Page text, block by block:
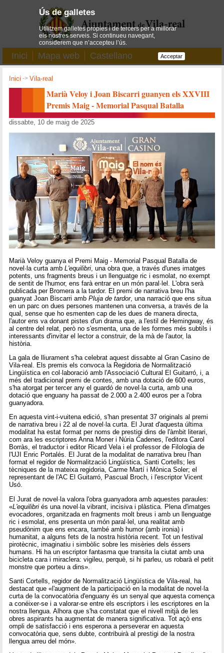
Inici Mapa web Castellano
Inici ->Vila-real
Marià Veloy i Joan Biscarri guanyen els XXVIII
Premis Maig - Memorial Pasqual Batalla
dissabte, 10 de maig de 2025
Marià Veloy guanya el Premi Maig - Memorial Pasqual Batalla de
novel·la curta ambL'equilibri , una obra que, a través d'unes imatges
potents, uns fragments breus i un llenguatge ric i esmolat, no exempt
de sentit de l'humor, ens farà entrar en un món paral·lel. L'obra serà
publicada per Bromera a la tardor. El premi de narrativa breu l'ha
guanyat Joan Biscarri ambPluja de tardor, una narració que ens situa
en un parc on dues persones mantenen una conversa, a través de la
qual, sense que ho esmenten cap de les dues de manera directa,
l'autor ens va donant pistes d'un drama que, a l'estil de Hemingway, és
al centre del relat, però no s'esmenta, una de les formes més subtils i
interessants d'invitar el lector a construir, de la mà de l'autor, la
història.
La gala de lliurament s'ha celebrat aquest dissabte al Gran Casino de
Vila-real. Els premis els convoca la Regidoria de Normalització
Lingüística en col·laboració amb l'Associació Cultural El Guitarró, i, a
més del tradicional premi de contes, amb una dotació de 600 euros,
s'ha atorgat per tercer any el guardó de novel·la curta, amb una
dotació que enguany ha passat de 2.000 a 2.400 euros per a l'obra
guanyadora.
En aquesta vint-i-vuitena edició, s'han presentat 37 originals al premi
de narrativa breu i 22 al de novel·la curta. El Jurat d'aquesta última
modalitat ha estat format per noms de prestigi dins de l'àmbit literari,
com ara les escriptores Anna Moner i Núria Cadenes, l'editora Carol
Borràs, el traductor i editor Ricard Vela i el professor de Filologia de
l'UJI Enric Portalés. El Jurat de la modalitat de narrativa breu l'han
format el regidor de Normalització Lingüística, Santi Cortells; les
tècniques de la mateixa regidoria, Carme Martí i Mònica Soler; el
representant de l'AC El Guitarró, Pascual Broch, i l'escriptor Vicent
Usó.
El Jurat de novel·la valora l'obra guanyadora amb aquestes paraules:
«L'equilibri és una novel·la vibrant, incisiva i plàstica. Plena d'imatges
evocadores, organitzada en fragments molt breus i amb un llenguatge
ric i esmolat, ens presenta un món paral·lel, una realitat amb
pseudònim que ens encara, també amb humor (amb ironia) i
humanitat, a alguns fets de la nostra història recent. Tot un festival
pirotècnic, imaginatiu i simbòlic sobre les misèries dels éssers
humans. Hi ha un escriptor fantasma que transita la ciutat amb una
bicicleta cara i miraclera: vigileu, perquè, si hi parleu, us robarà el petit
monstre que porteu a dins».
Santi Cortells, regidor de Normalització Lingüística de Vila-real, ha
destacat que «l'augment de la participació en la modalitat de novel·la
curta de la convocatòria d'enguany és un senyal que aquesta comença
a conéixer-se i a valorar-se entre els escriptors i les escriptores en la
nostra llengua. Alhora que s'ha constatat que el nivell mitjà de les
obres aspirants ha augmentat de manera significativa. Tot açò ens
ompli de satisfacció i ens esperona a perseverar en aquesta
convocatòria que, sens dubte, contribuirà al prestigi de la nostra
llengua arreu del món».
Ús de galletes
Utilitzem galletes pròpies i de tercers per a millorar
els nostres serveis. Si continueu navegant,
considerem que n’accepteu l’ús.
Acceptar